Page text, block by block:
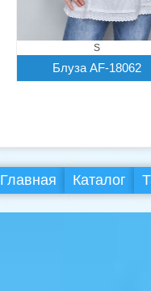
S
Блуза AF-18062
Главная Каталог